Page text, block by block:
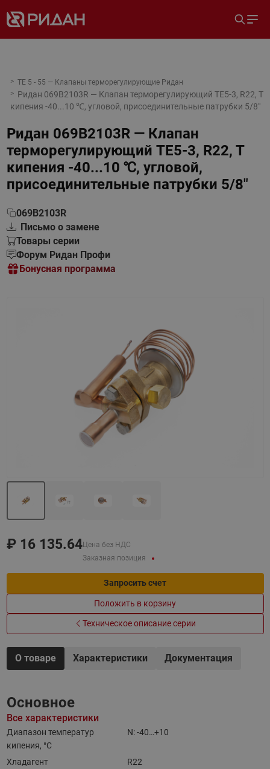
TE 5 - 55 — Клапаны терморегулирующие Ридан
Ридан 069B2103R — Клапан терморегулирующий TE5-3, R22, T
кипения -40...10 ℃, угловой, присоединительные патрубки 5/8"
Ридан 069B2103R — Клапан
терморегулирующий TE5-3, R22, T
кипения -40...10 ℃, угловой,
присоединительные патрубки 5/8"
069B2103R
Письмо о замене
Товары серии
Форум Ридан Профи
Бонусная программа
₽ 16 135.64Цена без НДС
Заказная позиция
Запросить счет
Положить в корзину
Техническое описание серии
О товаре Характеристики Документация
Основное
Все характеристики
Диапазон температур
кипения, °C
N: -40…+10
Хладагент
R22